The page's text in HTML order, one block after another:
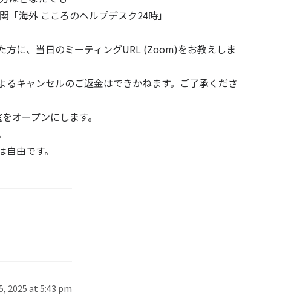
外 こころのヘルプデスク24時」
方に、当日のミーティングURL (Zoom)をお教えしま
るキャンセルのご返金はできかねます。ご了承くださ
オープンにします。
由です。
2025 at 5:43 pm